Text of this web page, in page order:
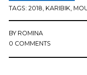
TAGS: 2018 KARIBIK
BY ROMINA
0 COMMENTS